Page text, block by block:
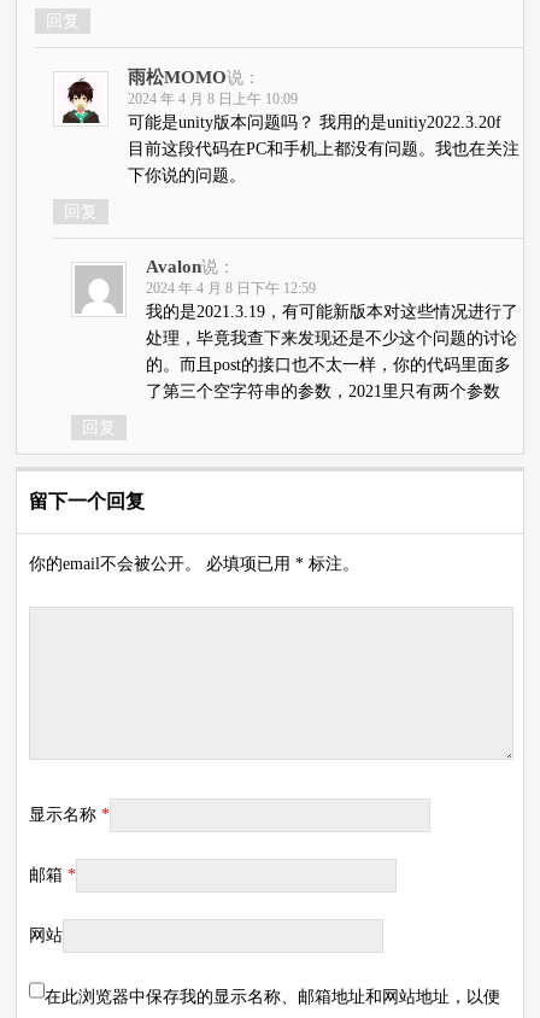
回复
雨松MOMO说：
2024 年 4 月 8 日上午 10:09
可能是unity版本问题吗？ 我用的是unitiy2022.3.20f
目前这段代码在PC和手机上都没有问题。我也在关注
下你说的问题。
回复
Avalon说：
2024 年 4 月 8 日下午 12:59
我的是2021.3.19，有可能新版本对这些情况进行了
处理，毕竟我查下来发现还是不少这个问题的讨论
的。而且post的接口也不太一样，你的代码里面多
了第三个空字符串的参数，2021里只有两个参数
回复
留下一个回复
你的email不会被公开。 必填项已用 * 标注。
显示名称*
邮箱*
网站
在此浏览器中保存我的显示名称、邮箱地址和网站地址，以便